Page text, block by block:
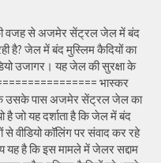
वजह से अजमेर सेंट्रल जेल में बंद
है? जेल में बंद मुस्लिम कैदियों का
उजागर। यह जेल की सुरक्षा के
भास्कर
उसके पास अजमेर सेंट्रल जेल का
है जो यह दर्शाता है कि जेल में बंद
से वीडियो कॉलिंग पर संवाद कर रहे
यह है कि इस मामले में जेलर सद्दाम